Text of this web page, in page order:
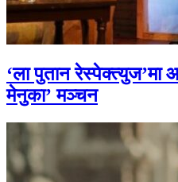
‘ला पुतान रेस्पेक्त्युज’मा
मेनुका’ मञ्चन